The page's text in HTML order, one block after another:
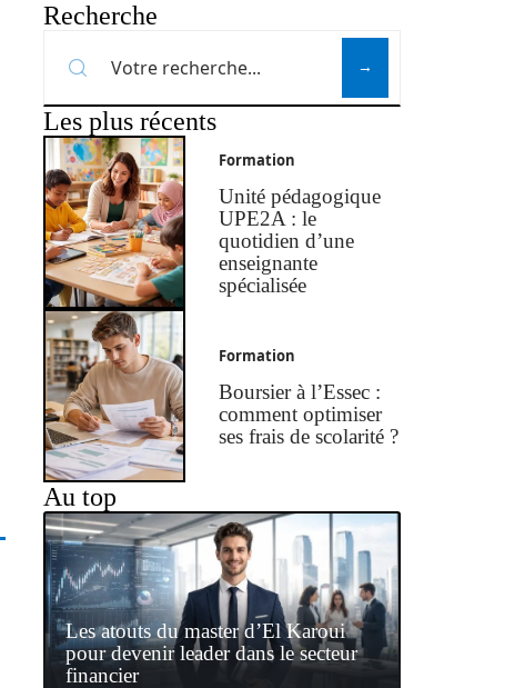
Recherche
Les plus récents
Formation
Unité pédagogique
UPE2A : le
quotidien d’une
enseignante
spécialisée
Formation
Boursier à l’Essec :
comment optimiser
ses frais de scolarité ?
Au top
Les atouts du master d’El Karoui
pour devenir leader dans le secteur
financier